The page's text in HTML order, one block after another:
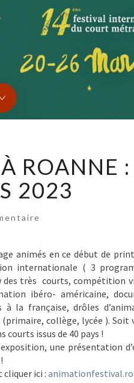
ROANNE
2023
animés en ce début de
internationale ( 3
très courts, compétition
ibéro- américaine,
la française, drôles
collège, lycée ). Soit
issus de 40 pays !
une présentation
ici :